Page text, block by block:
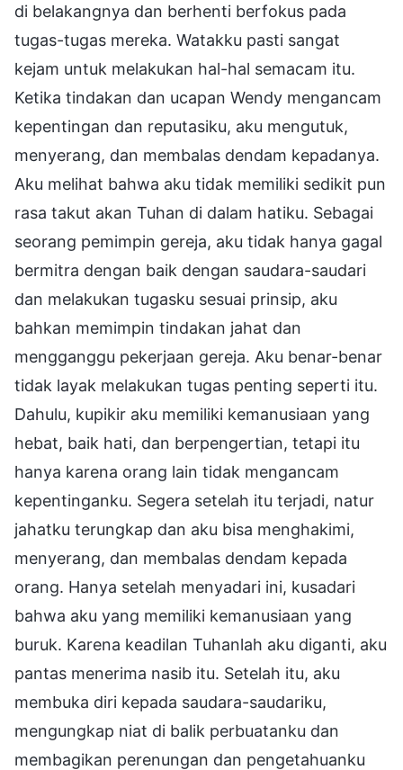
di belakangnya dan berhenti berfokus pada
tugas-tugas mereka. Watakku pasti sangat
kejam untuk melakukan hal-hal semacam itu.
Ketika tindakan dan ucapan Wendy mengancam
kepentingan dan reputasiku, aku mengutuk,
menyerang, dan membalas dendam kepadanya.
Aku melihat bahwa aku tidak memiliki sedikit pun
rasa takut akan Tuhan di dalam hatiku. Sebagai
seorang pemimpin gereja, aku tidak hanya gagal
bermitra dengan baik dengan saudara-saudari
dan melakukan tugasku sesuai prinsip, aku
bahkan memimpin tindakan jahat dan
mengganggu pekerjaan gereja. Aku benar-benar
tidak layak melakukan tugas penting seperti itu.
Dahulu, kupikir aku memiliki kemanusiaan yang
hebat, baik hati, dan berpengertian, tetapi itu
hanya karena orang lain tidak mengancam
kepentinganku. Segera setelah itu terjadi, natur
jahatku terungkap dan aku bisa menghakimi,
menyerang, dan membalas dendam kepada
orang. Hanya setelah menyadari ini, kusadari
bahwa aku yang memiliki kemanusiaan yang
buruk. Karena keadilan Tuhanlah aku diganti, aku
pantas menerima nasib itu. Setelah itu, aku
membuka diri kepada saudara-saudariku,
mengungkap niat di balik perbuatanku dan
membagikan perenungan dan pengetahuanku